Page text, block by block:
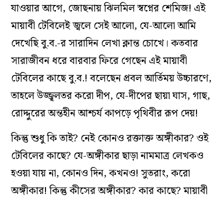
যাওয়ার আগে, জোছনায় ঝিলমিল স্বপ্নের শেমিজ! এই
মায়াবী টেবিলেই জ্বলে সেই আলো, যে-আলো আমি
দেখেছি বু.ব.-র সারাদিন লেখা ক্লান্ত চোখে। কতবার
সারাজীবন ধরে বারবার ফিরে গেছেন এই মায়াবী
টেবিলের কাছে বু.ব.! বলেছেন প্রবল আর্তিময় উচ্চারণে,
তাহলে উজ্জ্বলতর করো দীপ, যে-দীপের ছায়া ঘাস, গাছ,
রোদ্দুরের অন্তহীন আশ্চর্য কাপড়ে পৃথিবীর রূপ দেয়!
কিন্তু শুধু কি তাই? নেই কোনও রক্তাক্ত অঙ্গীকার? ওই
টেবিলের কাছে? যে-অঙ্গীকার ছাড়া নামমাত্র লেখকও
হওয়া যায় না, কোনও দিন, কখনও! সুতরাং, করো
অঙ্গীকার! কিন্তু কীসের অঙ্গীকার? কার কাছে? মায়াবী